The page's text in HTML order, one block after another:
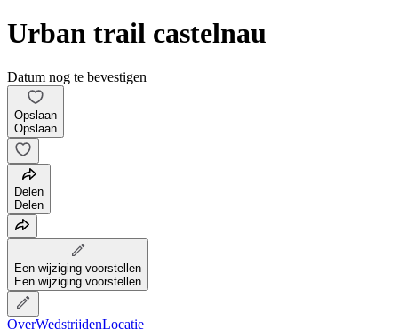
Urban trail castelnau
Datum nog te bevestigen
Opslaan
Opslaan
Delen
Delen
Een wijziging voorstellen
Een wijziging voorstellen
OverWedstrijdenLocatie